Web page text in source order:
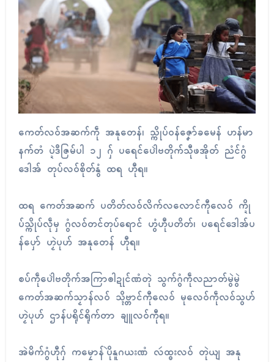
ကေတ်လဝ်အဆက်ကဵု အနုတေန်၊ သ္ကိုပ်ဝန်ဇၞော်ခမေန် ဟန်မာ
နက်တံ ပ္ဍဲဒဳဇြမ်ပါ ၁၂ ဂှ် ပရေၚ်ပေါဲဗတိုက်သီုဖအိုတ် ညံၚ်ဂွံ
ဒေါအ် တုပ်လဝ်စိုတ်နွံ ထရ ဟီုရ။
ထရ ကေတ်အဆက် ပတိတ်လဝ်လိက်လလောၚ်ကီုလေဝ် က္ဍို
ပ်သ္ကိုပ်လဵုမှ ဂွံလဝ်တင်တုပ်ရောၚ် ဟွံဟီုပတိတ်၊ ပရေၚ်ဒေါအ်ပ
န်ပှော် ဟၟဲပုဟ် အနုတေန် ဟီုရ။
စပ်ကဵုပေါဲဗတိုက်အကြာၜါဍုၚ်ဏံတုဲ သွက်ဂွံကဵုလညာတ်မွဲမွဲ
ကေတ်အဆက်သၟာန်လဝ် သ္ၚိဗ္တာၚ်ကီုလေဝ် မုလေဝ်ကဵုလဝ်သွဟ်
ဟၟဲပုဟ် ဌာန်ပရိုၚ်ရိုက်တာ ချူလဝ်ကီုရ။
အဲမိက်ဂွံဟီုဂှ် ကမၠောန်ပိုဲနူဂယးဏံ လဴထ္ၜးလဝ် တုဲယျ အနု